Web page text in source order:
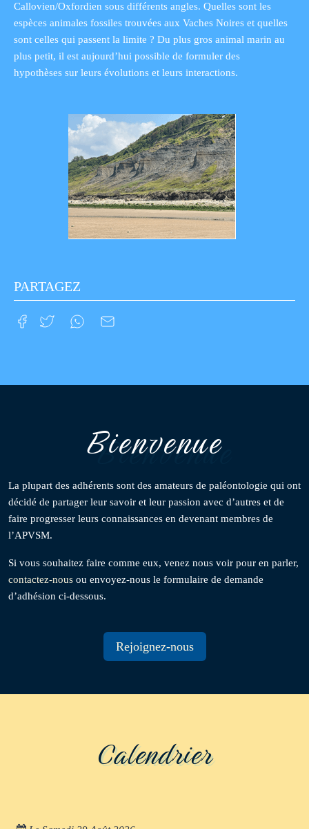
Callovien/Oxfordien sous différents angles. Quelles sont les
espèces animales fossiles trouvées aux Vaches Noires et quelles
sont celles qui passent la limite ? Du plus gros animal marin au
plus petit, il est aujourd’hui possible de formuler des
hypothèses sur leurs évolutions et leurs interactions.
PARTAGEZ
Bienvenue
La plupart des adhérents sont des amateurs de paléontologie qui ont
décidé de partager leur savoir et leur passion avec d’autres et de
faire progresser leurs connaissances en devenant membres de
l’APVSM.
Si vous souhaitez faire comme eux, venez nous voir pour en parler,
contactez-nous ou envoyez-nous le formulaire de demande
d’adhésion ci-dessous.
Rejoignez-nous
Calendrier